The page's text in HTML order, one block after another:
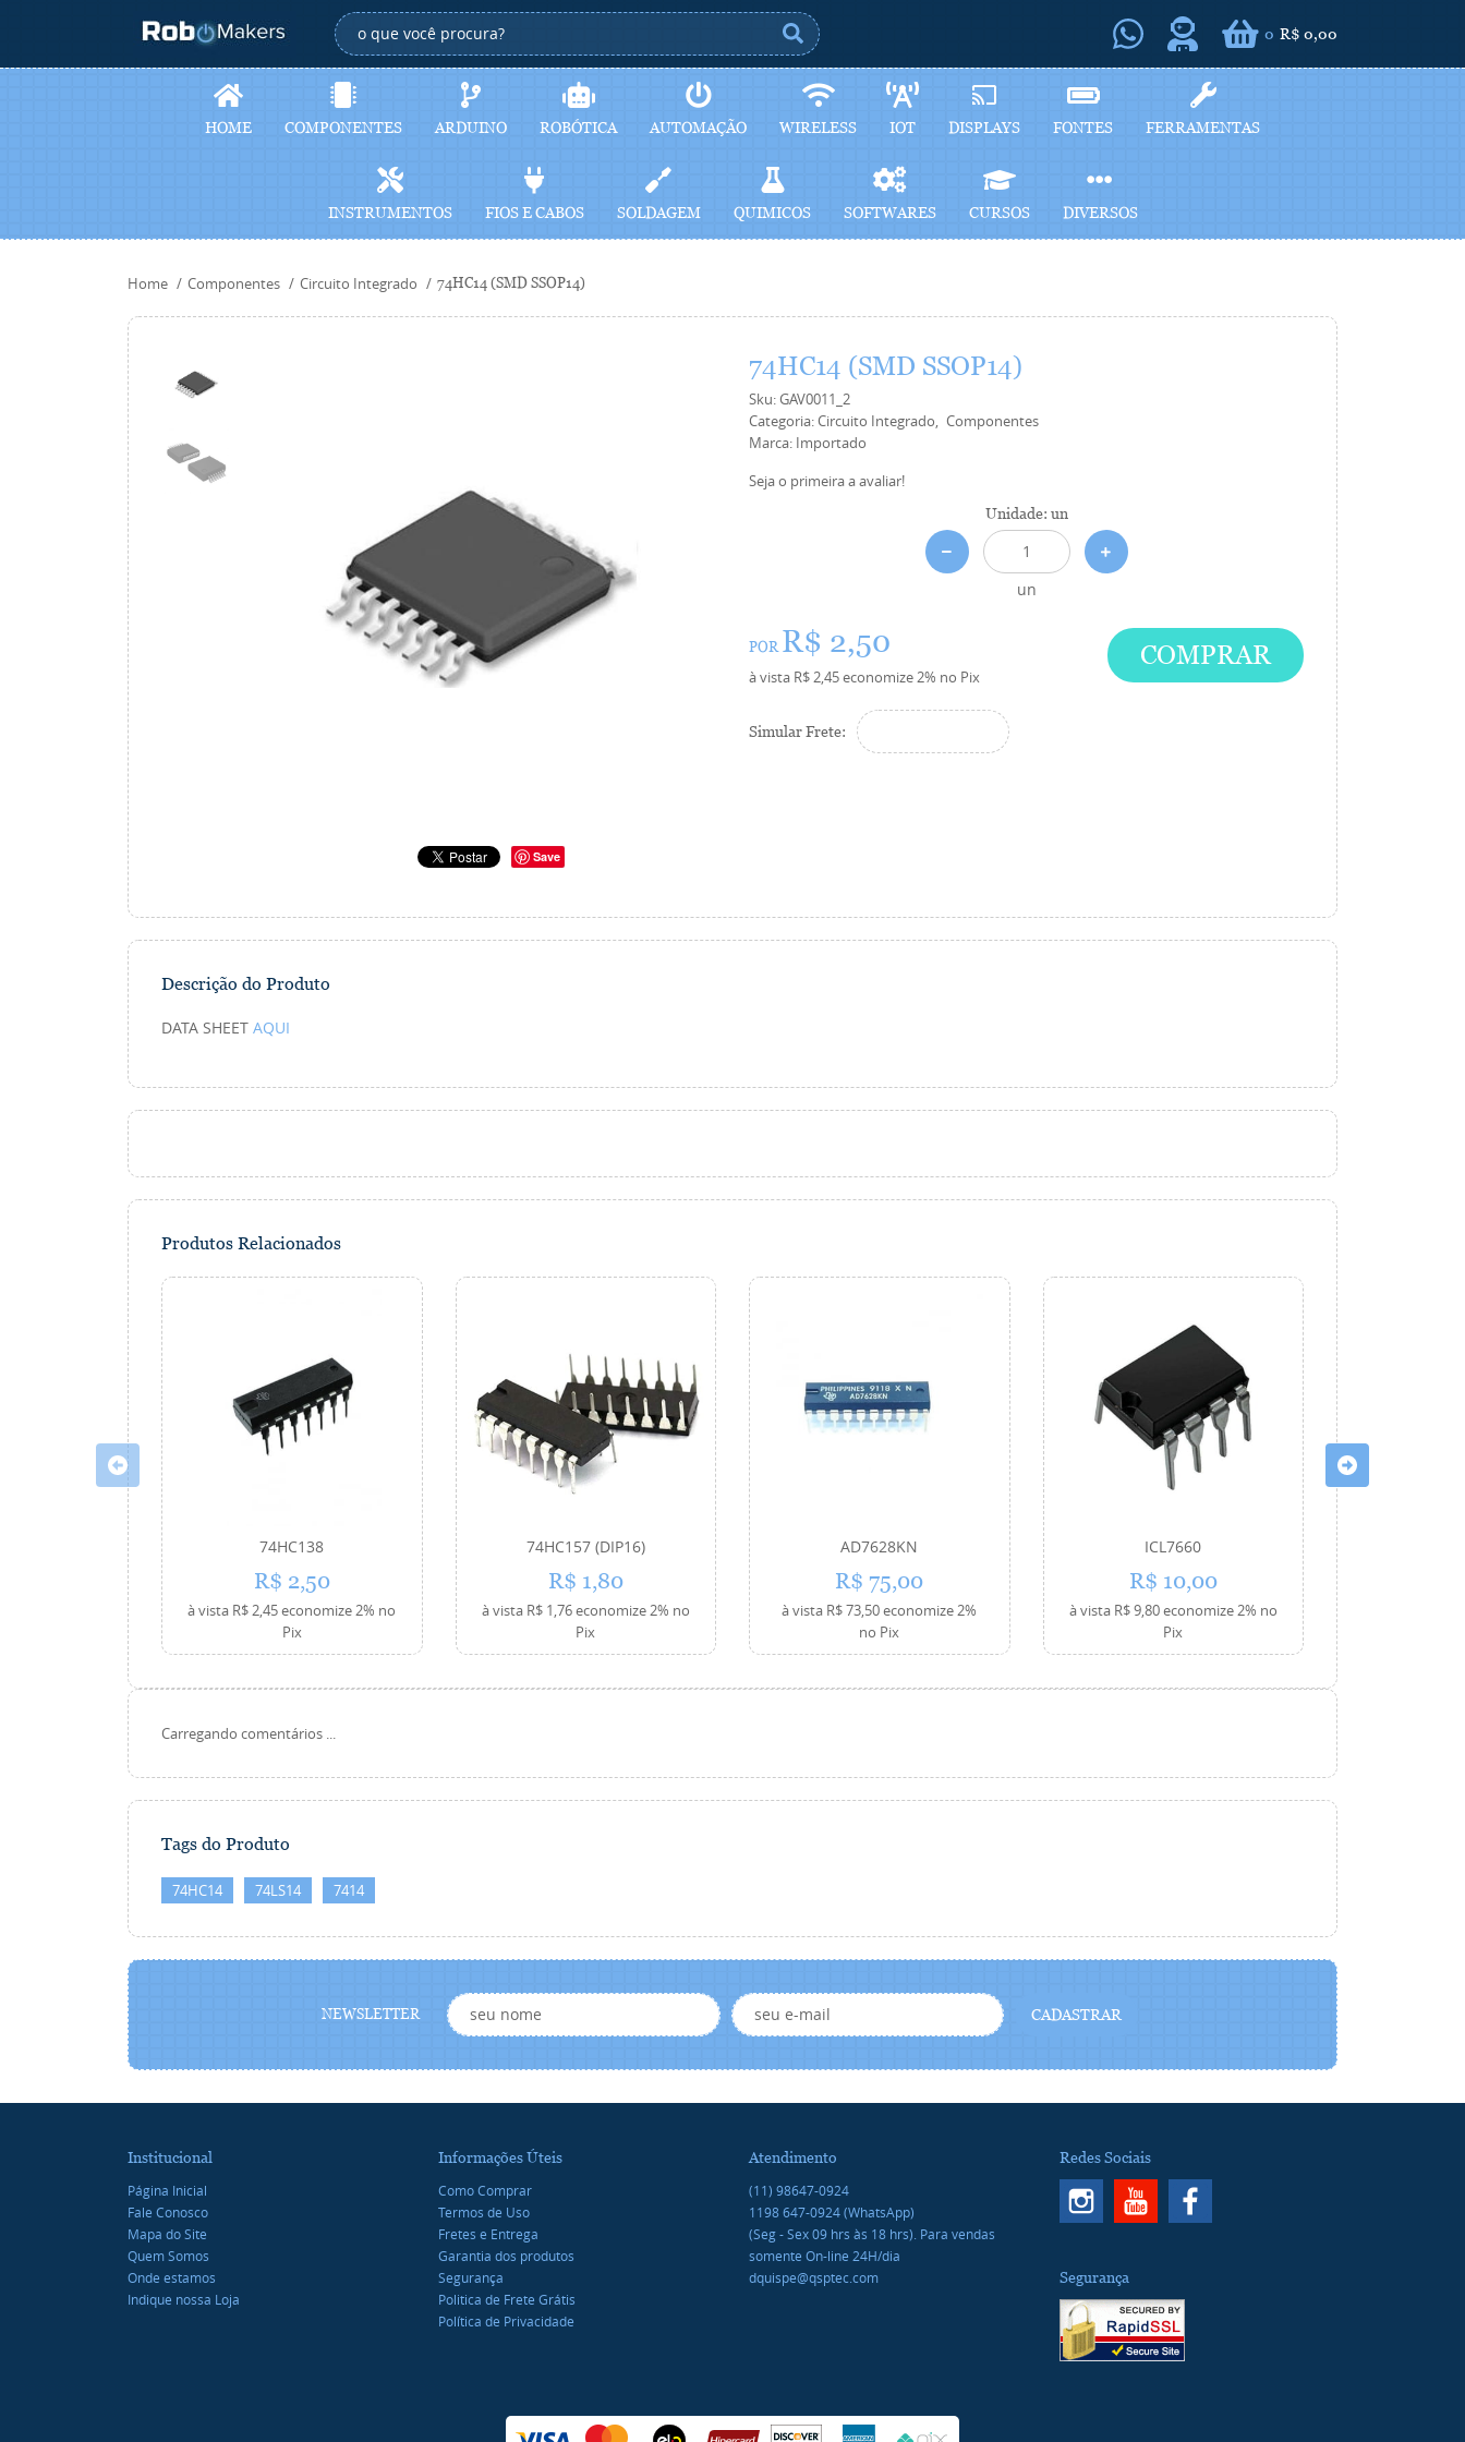
0 R$ 0,00
HOME COMPONENTES ARDUINO ROBÓTICA AUTOMAÇÃO WIRELESS IOT DISPLAYS FONTES FERRAMENTAS
INSTRUMENTOS FIOS E CABOS SOLDAGEM QUIMICOS SOFTWARES CURSOS DIVERSOS
Home Componentes Circuito Integrado 74HC14 (SMD SSOP14)
Save
74HC14 (SMD SSOP14)
Sku:GAV0011_2
Categoria:Circuito Integrado
Componentes
Marca: Importado
Seja o primeira a avaliar!
Unidade: un
un
POR R$ 2,50
à vista R$ 2,45economize2% no Pix
COMPRAR
Simular Frete:
Descrição do Produto
DATA SHEET AQUI
Produtos Relacionados
74HC138
R$ 2,50
à vista R$ 2,45economize 2% no
Pix
74HC157 (DIP16)
R$ 1,80
à vista R$ 1,76economize 2% no
Pix
AD7628KN
R$ 75,00
à vista R$ 73,50economize 2%
no Pix
ICL7660
R$ 10,00
à vista R$ 9,80economize 2% no
Pix
Carregando comentários ...
Tags do Produto
74HC14 74LS14 7414
NEWSLETTER CADASTRAR
Institucional
Página Inicial
Fale Conosco
Mapa do Site
Quem Somos
Onde estamos
Indique nossa Loja
Informações Úteis
Como Comprar
Termos de Uso
Fretes e Entrega
Garantia dos produtos
Segurança
Politica de Frete Grátis
Política de Privacidade
Atendimento
(11) 98647-0924
1198647-0924(WhatsApp)
(Seg - Sex 09 hrs às 18 hrs). Para vendas
somente On-line 24H/dia
dquispe@qsptec.com
Redes Sociais
Segurança